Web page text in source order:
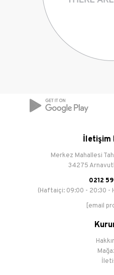
İletişim
Merkez Mahallesi
34275
0212
(Haftaiçi: 09:00 - 20:30 -
[email